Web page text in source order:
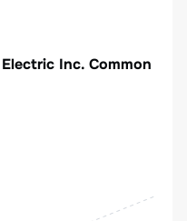
Inc. Common